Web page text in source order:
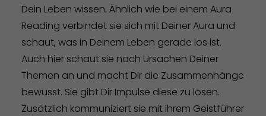
Dein Leben wissen. Ähnlich wie bei einem Aura
Reading verbindet sie sich mit Deiner Aura und
schaut, was in Deinem Leben gerade los ist.
Auch hier schaut sie nach Ursachen Deiner
Themen an und macht Dir die Zusammenhänge
bewusst. Sie gibt Dir Impulse diese zu lösen.
Zusätzlich kommuniziert sie mit ihrem Geistführer